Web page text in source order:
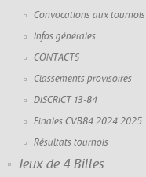
Convocations aux tournois
Infos générales
CONTACTS
Classements provisoires
DISCRICT 13-84
Finales CVB84 2024 2025
Résultats tournois
Jeux de 4 Billes